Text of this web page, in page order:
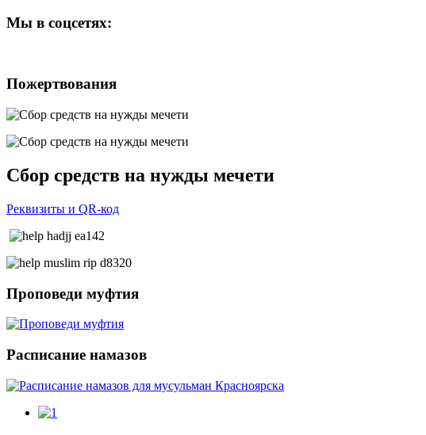
Мы в соцсетях:
Пожертвования
Сбор средств на нужды мечети
Реквизиты и QR-код
Проповеди муфтия
Расписание намазов